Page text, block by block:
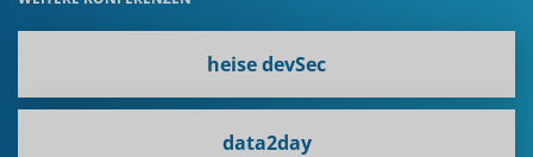
heise devSec
data2day